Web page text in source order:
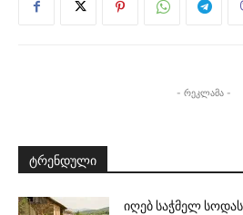
- რეკლამა -
ტრენდული
იღებ საჭმელ